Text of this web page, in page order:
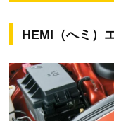
HEMI（へミ）